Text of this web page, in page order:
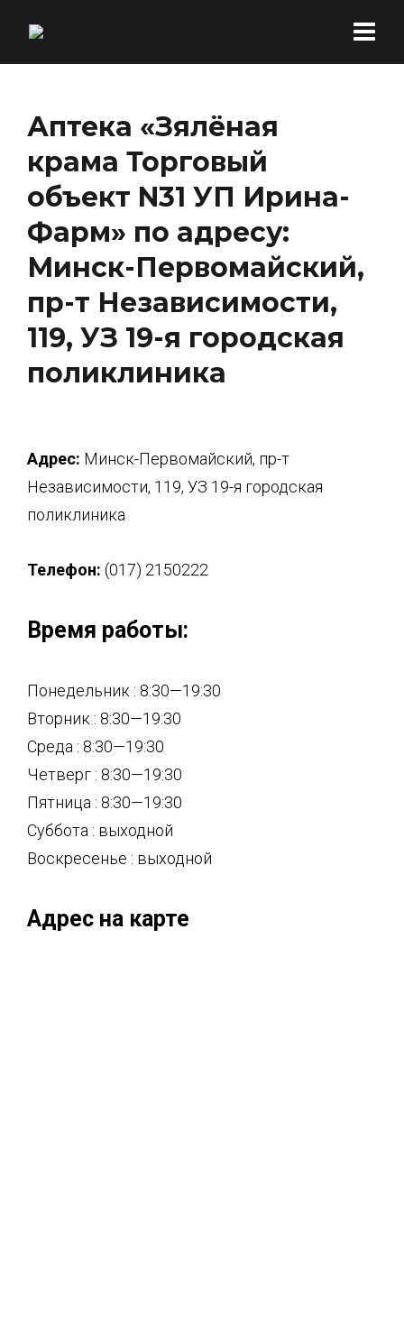
Аптека «Зялёная
крама Торговый
объект N31 УП Ирина-
Фарм» по адресу:
Минск-Первомайский,
пр-т Независимости,
119, УЗ 19-я городская
поликлиника
Адрес: Минск-Первомайский, пр-т
Независимости, 119, УЗ 19-я городская
поликлиника
Телефон: (017) 2150222
Время работы:
Понедельник : 8:30—19:30
Вторник : 8:30—19:30
Среда : 8:30—19:30
Четверг : 8:30—19:30
Пятница : 8:30—19:30
Суббота : выходной
Воскресенье : выходной
Адрес на карте